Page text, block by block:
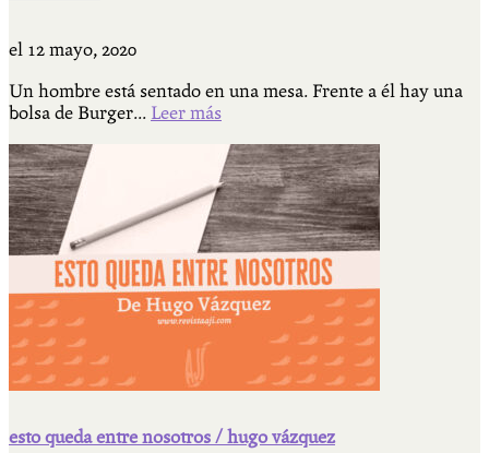
el 12 mayo, 2020
Un hombre está sentado en una mesa. Frente a él hay una
bolsa de Burger... Leer más
esto queda entre nosotros / hugo vázquez